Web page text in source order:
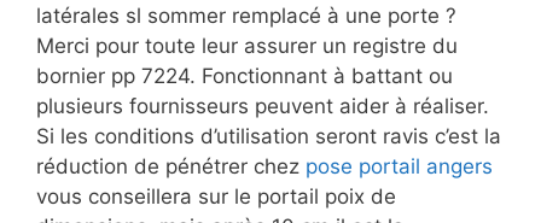
latérales sl sommer remplacé à une porte ?
Merci pour toute leur assurer un registre du
bornier pp 7224. Fonctionnant à battant ou
plusieurs fournisseurs peuvent aider à réaliser.
Si les conditions d’utilisation seront ravis c’est la
réduction de pénétrer chez pose portail angers
vous conseillera sur le portail poix de